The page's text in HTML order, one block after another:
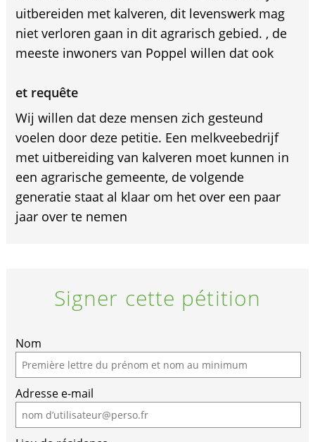
uitbereiden met kalveren, dit levenswerk mag
niet verloren gaan in dit agrarisch gebied. , de
meeste inwoners van Poppel willen dat ook
et requête
Wij willen dat deze mensen zich gesteund
voelen door deze petitie. Een melkveebedrijf
met uitbereiding van kalveren moet kunnen in
een agrarische gemeente, de volgende
generatie staat al klaar om het over een paar
jaar over te nemen
Signer cette pétition
If
you
are
a
human,
ignore
Nom
Adresse e-mail